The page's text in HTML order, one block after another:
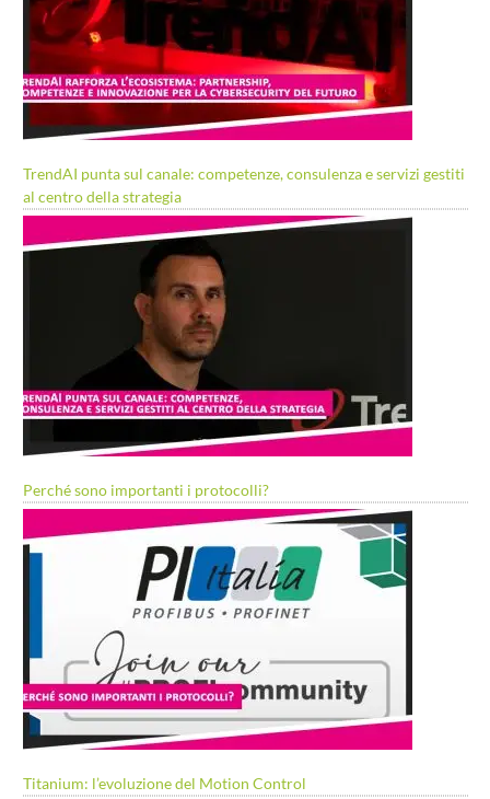
TrendAI punta sul canale: competenze, consulenza e servizi gestiti
al centro della strategia
Perché sono importanti i protocolli?
Titanium: l’evoluzione del Motion Control